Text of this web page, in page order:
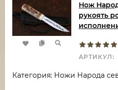
Нож
рукоять
АРТИКУЛ:
Категория: Ножи Народа